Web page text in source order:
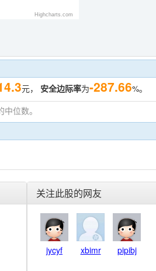
Highcharts.com
元， 安全边际率为-287.66%。
中位数。
关注此股的网友
jycyf xbimr pipibj